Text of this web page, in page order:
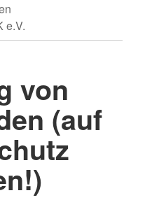
e.V.
von
(auf